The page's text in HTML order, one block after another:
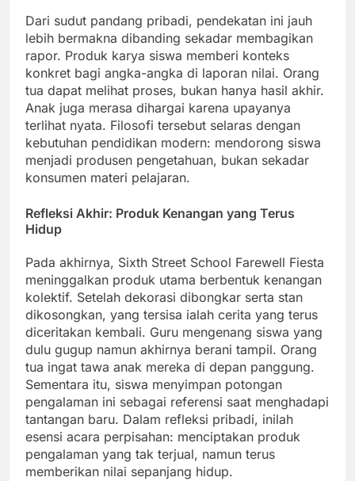
Dari sudut pandang pribadi, pendekatan ini jauh
lebih bermakna dibanding sekadar membagikan
rapor. Produk karya siswa memberi konteks
konkret bagi angka-angka di laporan nilai. Orang
tua dapat melihat proses, bukan hanya hasil akhir.
Anak juga merasa dihargai karena upayanya
terlihat nyata. Filosofi tersebut selaras dengan
kebutuhan pendidikan modern: mendorong siswa
menjadi produsen pengetahuan, bukan sekadar
konsumen materi pelajaran.
Refleksi Akhir: Produk Kenangan yang Terus
Hidup
Pada akhirnya, Sixth Street School Farewell Fiesta
meninggalkan produk utama berbentuk kenangan
kolektif. Setelah dekorasi dibongkar serta stan
dikosongkan, yang tersisa ialah cerita yang terus
diceritakan kembali. Guru mengenang siswa yang
dulu gugup namun akhirnya berani tampil. Orang
tua ingat tawa anak mereka di depan panggung.
Sementara itu, siswa menyimpan potongan
pengalaman ini sebagai referensi saat menghadapi
tantangan baru. Dalam refleksi pribadi, inilah
esensi acara perpisahan: menciptakan produk
pengalaman yang tak terjual, namun terus
memberikan nilai sepanjang hidup.